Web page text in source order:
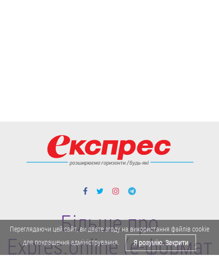
Більше про
Expres.online (e-формат
Переглядаючи цей сайт, ви даєте згоду на використання файлів cookie
для покращення адміністрування.
Я розумію. Закрити